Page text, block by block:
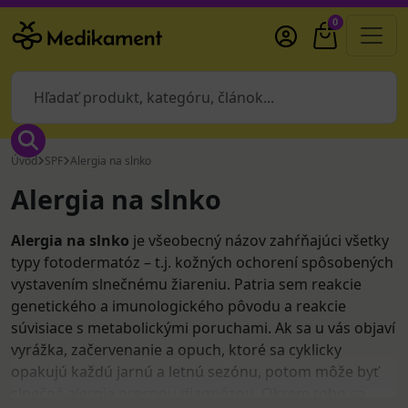
0
Úvod SPF Alergia na slnko
Alergia na slnko
Alergia na slnko je všeobecný názov zahŕňajúci všetky
typy fotodermatóz – t.j. kožných ochorení spôsobených
vystavením slnečnému žiareniu. Patria sem reakcie
genetického a imunologického pôvodu a reakcie
súvisiace s metabolickými poruchami. Ak sa u vás objaví
vyrážka, začervenanie a opuch, ktoré sa cyklicky
opakujú každú jarnú a letnú sezónu, potom môže byť